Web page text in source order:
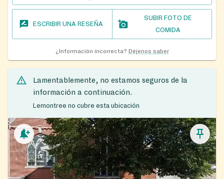
ESCRIBIR UNA RESEÑA
SUBIR FOTO DE
COMIDA
¿Información incorrecta? Déjenos saber
Lamentablemente, no estamos seguros de la
información a continuación.
Lemontree no cubre esta ubicación